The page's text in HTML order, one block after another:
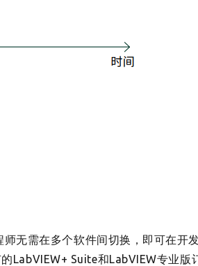
无需在多个软件间切换，即可在开
LabVIEW+ Suite和LabVIEW专业版